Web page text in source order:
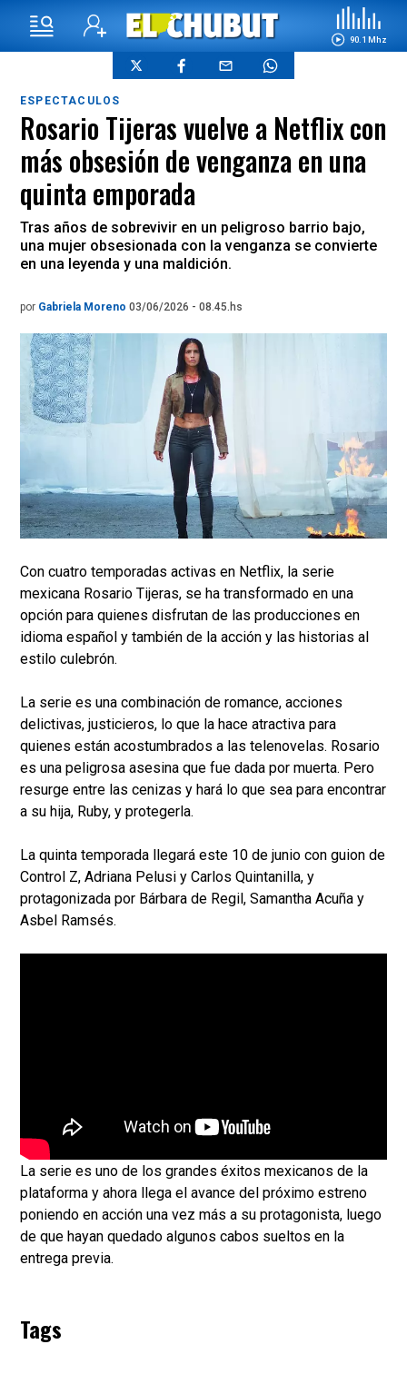
90.1 Mhz
ESPECTACULOS
Rosario Tijeras vuelve a Netflix con
más obsesión de venganza en una
quinta emporada
Tras años de sobrevivir en un peligroso barrio bajo,
una mujer obsesionada con la venganza se convierte
en una leyenda y una maldición.
por Gabriela Moreno 03/06/2026 - 08.45.hs
Con cuatro temporadas activas en Netflix, la serie
mexicana Rosario Tijeras, se ha transformado en una
opción para quienes disfrutan de las producciones en
idioma español y también de la acción y las historias al
estilo culebrón.
La serie es una combinación de romance, acciones
delictivas, justicieros, lo que la hace atractiva para
quienes están acostumbrados a las telenovelas. Rosario
es una peligrosa asesina que fue dada por muerta. Pero
resurge entre las cenizas y hará lo que sea para encontrar
a su hija, Ruby, y protegerla.
La quinta temporada llegará este 10 de junio con guion de
Control Z, Adriana Pelusi y Carlos Quintanilla, y
protagonizada por Bárbara de Regil, Samantha Acuña y
Asbel Ramsés.
La serie es uno de los grandes éxitos mexicanos de la
plataforma y ahora llega el avance del próximo estreno
poniendo en acción una vez más a su protagonista, luego
de que hayan quedado algunos cabos sueltos en la
entrega previa.
Tags